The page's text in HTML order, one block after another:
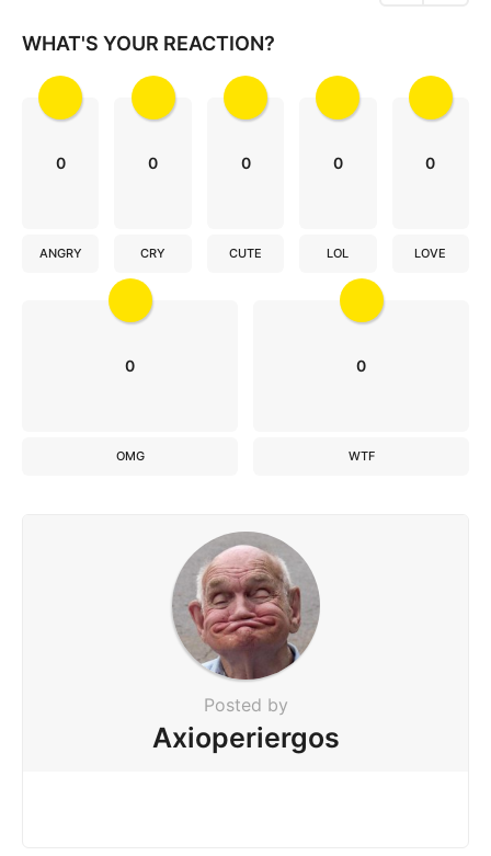
n
WHAT'S YOUR REACTION?
0
ANGRY
0
CRY
0
CUTE
0
LOL
0
LOVE
0
OMG
0
WTF
Posted by
Axioperiergos